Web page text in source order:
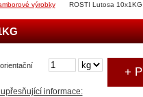
výrobky ROSTI Lutosa 10x1KG
informace: